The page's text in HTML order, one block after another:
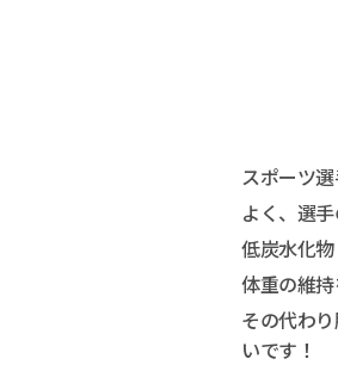
スポーツ
よく、選
低炭水化
体重の維
その代わ
いです！